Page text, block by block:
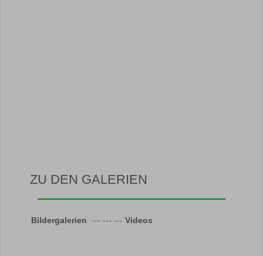
ZU DEN GALERIEN
Bildergalerien --- --- --- Videos